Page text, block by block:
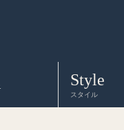
Style
スタイル